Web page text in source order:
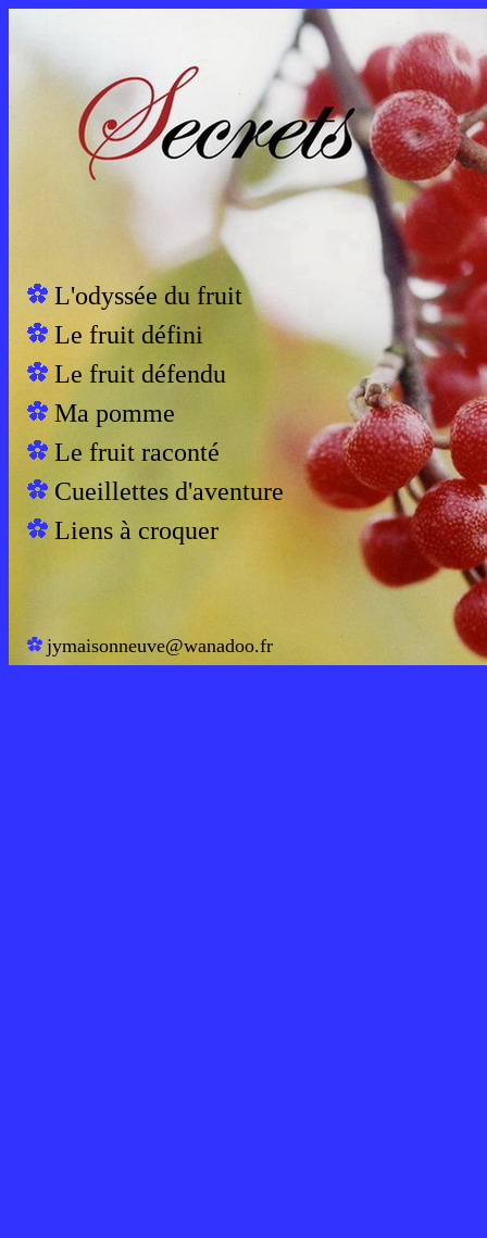
L'odyssée du fruit
Le fruit défini
Le fruit défendu
Ma pomme
Le fruit raconté
Cueillettes d'aventure
Liens à croquer
jymaisonneuve@wanadoo.fr